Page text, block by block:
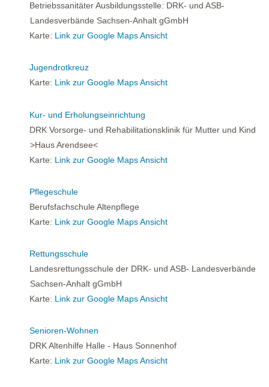
Betriebssanitäter Ausbildungsstelle: DRK- und ASB-
Landesverbände Sachsen-Anhalt gGmbH
Karte: Link zur Google Maps Ansicht
Jugendrotkreuz
Karte: Link zur Google Maps Ansicht
Kur- und Erholungseinrichtung
DRK Vorsorge- und Rehabilitationsklinik für Mutter und Kind
>Haus Arendsee<
Karte: Link zur Google Maps Ansicht
Pflegeschule
Berufsfachschule Altenpflege
Karte: Link zur Google Maps Ansicht
Rettungsschule
Landesrettungsschule der DRK- und ASB- Landesverbände
Sachsen-Anhalt gGmbH
Karte: Link zur Google Maps Ansicht
Senioren-Wohnen
DRK Altenhilfe Halle - Haus Sonnenhof
Karte: Link zur Google Maps Ansicht